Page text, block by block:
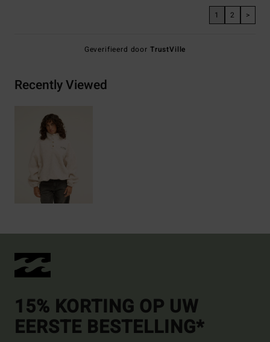
1 2 >
Geverifieerd door TrustVille
Recently Viewed
15% KORTING OP UW
EERSTE BESTELLING*